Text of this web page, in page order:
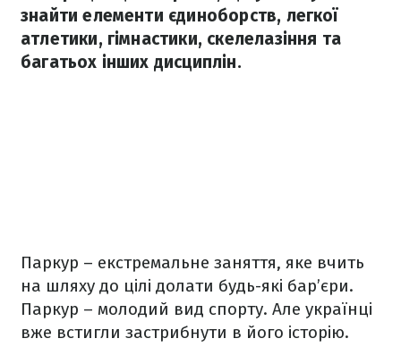
знайти елементи єдиноборств, легкої
атлетики, гімнастики, скелелазіння та
багатьох інших дисциплін.
Паркур – екстремальне заняття, яке вчить
на шляху до цілі долати будь-які бар’єри.
Паркур – молодий вид спорту. Але українці
вже встигли застрибнути в його історію.